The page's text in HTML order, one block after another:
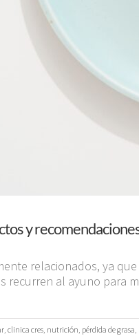
y
relacionados, ya
recurren al ayuno
, clinica cres, nutrición, pérdida de grasa,